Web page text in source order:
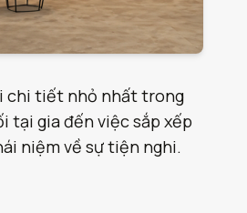
chi tiết nhỏ nhất trong
tại gia đến việc sắp xếp
niệm về sự tiện nghi.